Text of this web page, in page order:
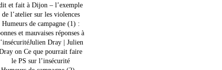
et fait à Dijon – l’exemple
de l’atelier sur les violences
Humeurs de campagne (1) :
et mauvaises réponses à
Dray | Julien
on Ce que pourrait faire
le PS sur l’insécurité